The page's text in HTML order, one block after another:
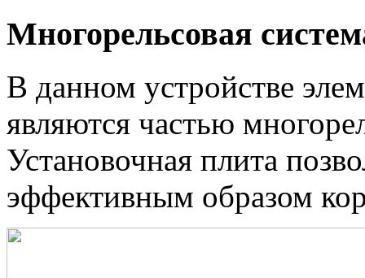
Многорельсовая
В данном устройстве
являются частью
Установочная плита
эффективным образом